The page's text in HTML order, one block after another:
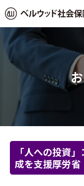
「人への投資
成を支援――厚労